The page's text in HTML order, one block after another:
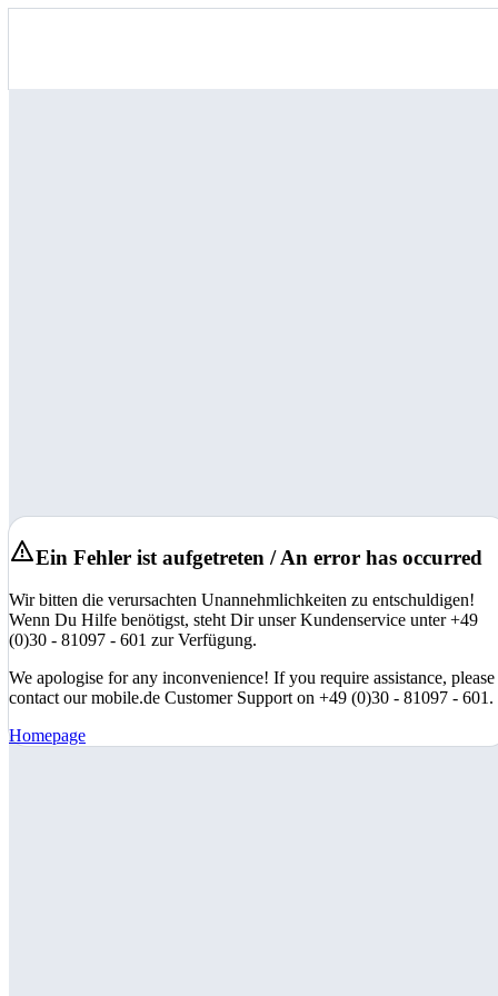
Ein Fehler ist aufgetreten / An error has occurred
Wir bitten die verursachten Unannehmlichkeiten zu entschuldigen!
Wenn Du Hilfe benötigst, steht Dir unser Kundenservice unter +49
(0)30 - 81097 - 601 zur Verfügung.
We apologise for any inconvenience! If you require assistance, please
contact our mobile.de Customer Support on +49 (0)30 - 81097 - 601.
Homepage